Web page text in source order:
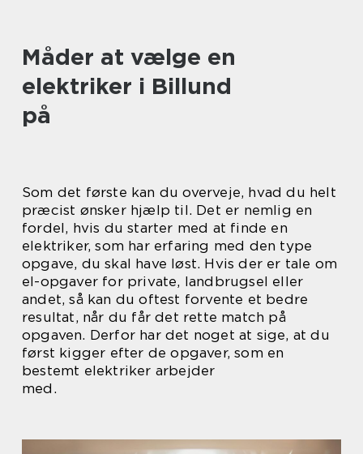
Måder at vælge en
elektriker i Billund
på
Som det første kan du overveje, hvad du helt
præcist ønsker hjælp til. Det er nemlig en
fordel, hvis du starter med at finde en
elektriker, som har erfaring med den type
opgave, du skal have løst. Hvis der er tale om
el-opgaver for private, landbrugsel eller
andet, så kan du oftest forvente et bedre
resultat, når du får det rette match på
opgaven. Derfor har det noget at sige, at du
først kigger efter de opgaver, som en
bestemt elektriker arbejder
med.